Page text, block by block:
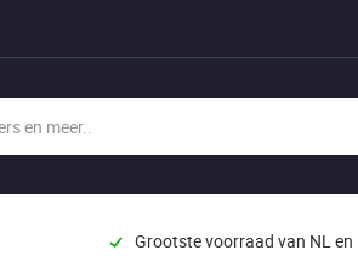
Grootste voorraad van NL en